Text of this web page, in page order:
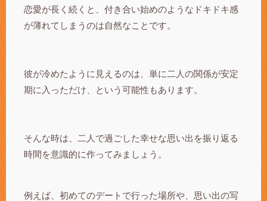
恋愛が長く続くと、付き合い始めのようなドキドキ感
が薄れてしまうのは自然なことです。
彼が冷めたように見えるのは、単に二人の関係が安定
期に入っただけ、という可能性もあります。
そんな時は、二人で過ごした幸せな思い出を振り返る
時間を意識的に作ってみましょう。
例えば、初めてのデートで行った場所や、思い出の写